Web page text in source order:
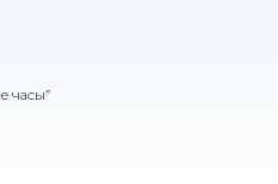
часы”